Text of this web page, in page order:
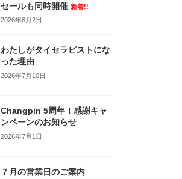
セールも同時開催 新着!!
2026年8月2日
わたしがタイセラピストにな
った理由
2026年7月10日
Changpin 5周年！感謝キャ
ンペーンのお知らせ
2026年7月1日
７月の営業日のご案内